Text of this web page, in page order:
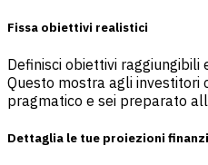
Fissa obiettivi realistici
Definisci obiettivi raggiungibili
Questo mostra agli investitori
pragmatico e sei preparato
Dettaglia le tue proiezioni